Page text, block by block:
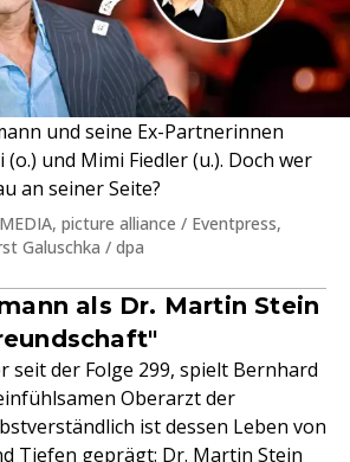
und seine Ex-Partnerinnen
(o.) und Mimi Fiedler (u.). Doch wer
an seiner Seite?
picture alliance / Eventpress,
Galuschka / dpa
als Dr. Martin Stein
seit der Folge 299, spielt Bernhard
Oberarzt der
ist dessen Leben von
Tiefen geprägt: Dr. Martin Stein